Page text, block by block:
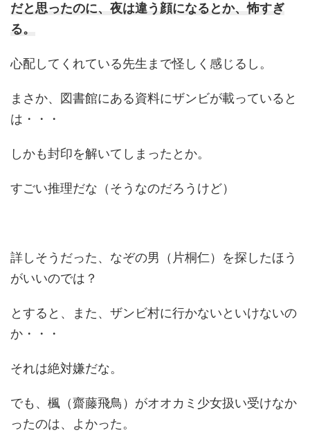
だと思ったのに、夜は違う顔になるとか、怖すぎ
る。
心配してくれている先生まで怪しく感じるし。
まさか、図書館にある資料にザンビが載っていると
は・・・
しかも封印を解いてしまったとか。
すごい推理だな（そうなのだろうけど）
詳しそうだった、なぞの男（片桐仁）を探したほう
がいいのでは？
とすると、また、ザンビ村に行かないといけないの
か・・・
それは絶対嫌だな。
でも、楓（齋藤飛鳥）がオオカミ少女扱い受けなか
ったのは、よかった。